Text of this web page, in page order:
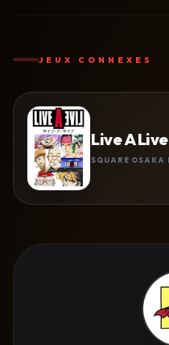
JEUX CONNEXES
Live A Live